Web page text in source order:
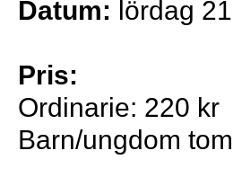
Datum: lördag
Pris:
Ordinarie: 220 kr
Barn/ungdom